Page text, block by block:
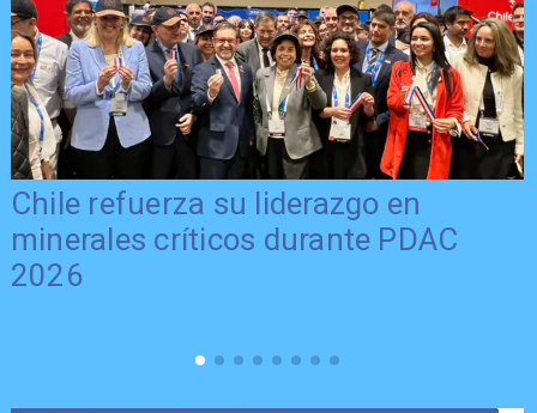
Chile refuerza su liderazgo en
minerales críticos durante PDAC
2026